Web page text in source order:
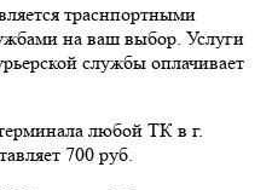
траснпортными
на ваш выбор. Услуги
службы оплачивает
любой ТК в г.
700 руб.